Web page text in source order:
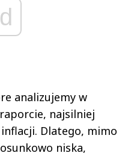
analizujemy w
najsilniej
Dlatego, mimo
niska,